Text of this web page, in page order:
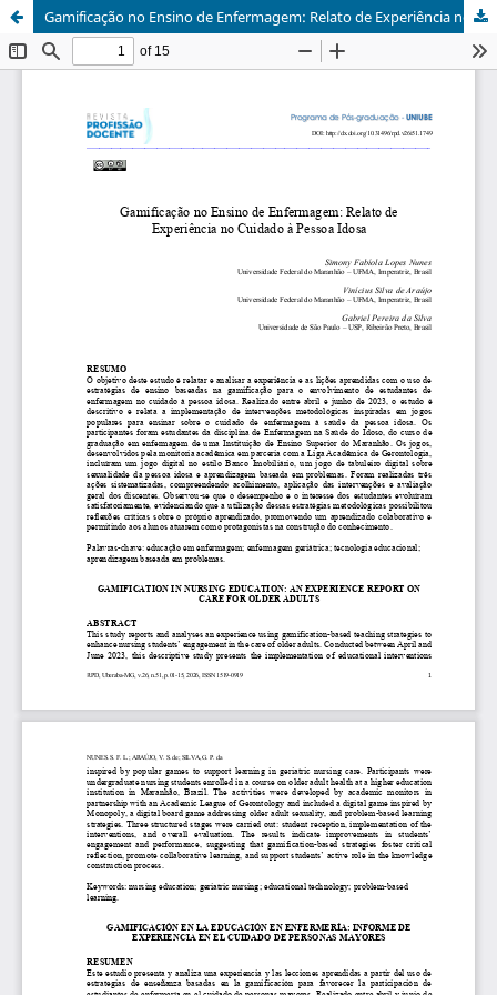
Gamificação no Ensino de Enfermagem: Relato de Experiência no Cuidado à Pessoa Idosa